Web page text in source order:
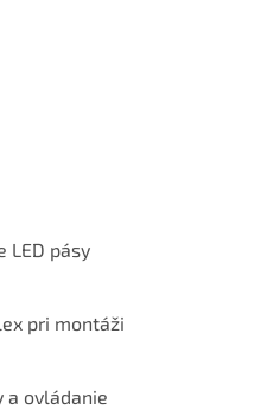
LED pásy
pri montáži
a ovládanie